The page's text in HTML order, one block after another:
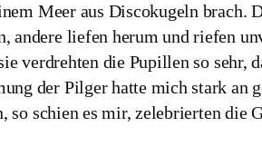
Meer aus Discokugeln brach.
andere liefen herum und riefen
verdrehten die Pupillen so sehr,
der Pilger hatte mich stark an
schien es mir, zelebrierten die